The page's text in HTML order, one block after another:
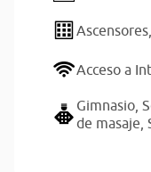
Ascensores,
Acceso a
Gimnasio,
de masaje,